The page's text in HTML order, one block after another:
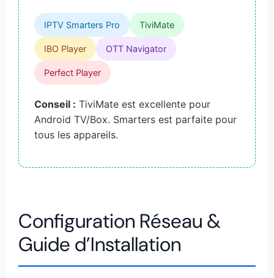
IPTV Smarters Pro TiviMate
IBO Player OTT Navigator
Perfect Player
Conseil : TiviMate est excellente pour
Android TV/Box. Smarters est parfaite pour
tous les appareils.
Configuration Réseau &
Guide d’Installation